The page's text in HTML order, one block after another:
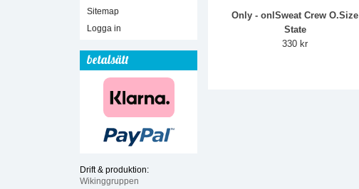
Sitemap
Logga in
betalsätt
Drift & produktion:
Wikinggruppen
Only - onlSweat Crew O.Size
State
330 kr